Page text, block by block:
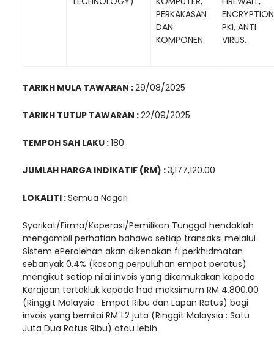
PERKAKASAN
DAN
KOMPONEN
PKI, ANTI
VIRUS,
TARIKH MULA TAWARAN :29/08/2025
TARIKH TUTUP TAWARAN :22/09/2025
TEMPOH SAH LAKU :180
JUMLAH HARGA INDIKATIF (RM) :3,177,120.00
LOKALITI :Semua Negeri
Syarikat/Firma/Koperasi/Pemilikan Tunggal hendaklah
mengambil perhatian bahawa setiap transaksi melalui
Sistem ePerolehan akan dikenakan fi perkhidmatan
sebanyak 0.4% (kosong perpuluhan empat peratus)
mengikut setiap nilai invois yang dikemukakan kepada
Kerajaan tertakluk kepada had maksimum RM 4,800.00
(Ringgit Malaysia : Empat Ribu dan Lapan Ratus) bagi
invois yang bernilai RM 1.2 juta (Ringgit Malaysia : Satu
Juta Dua Ratus Ribu) atau lebih.